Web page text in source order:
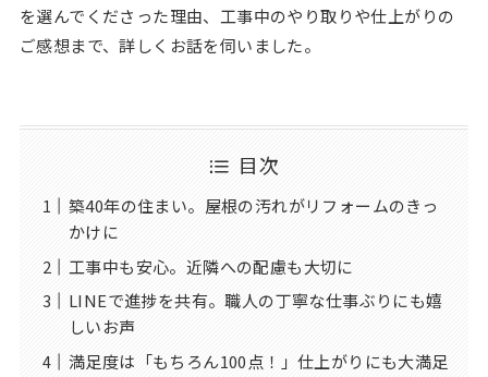
を選んでくださった理由、工事中のやり取りや仕上がりの
ご感想まで、詳しくお話を伺いました。
目次
築40年の住まい。屋根の汚れがリフォームのきっ
かけに
工事中も安心。近隣への配慮も大切に
LINEで進捗を共有。職人の丁寧な仕事ぶりにも嬉
しいお声
満足度は「もちろん100点！」仕上がりにも大満足